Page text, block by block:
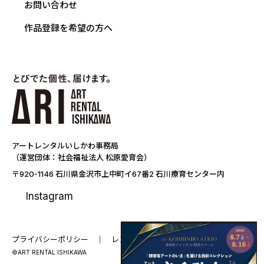
アートレンタルいしかわ事務局
（運営団体：社会福祉法人 松原愛育会）
〒920-1146 石川県金沢市上中町イ67番2 石川療育センター内
Instagram
お問い合わせ
作品登録を希望の方へ
©ART RENTAL ISHIKAWA
プライバシーポリシー レンタル要項